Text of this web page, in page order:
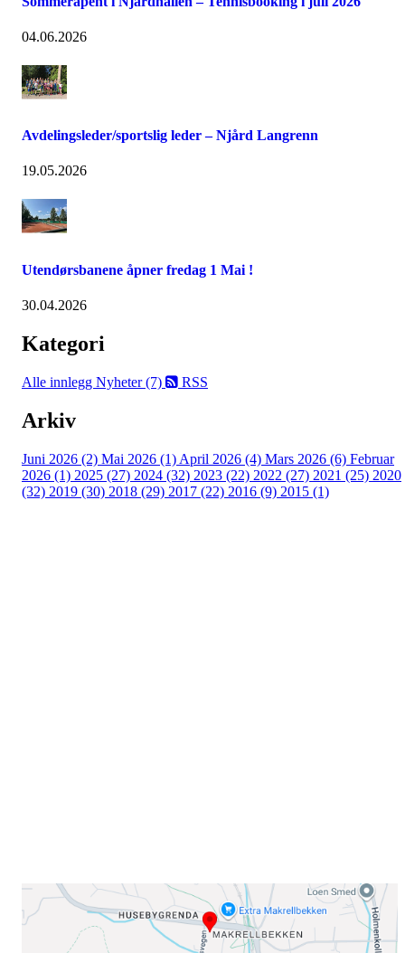
04.06.2026
Avdelingsleder/sportslig leder – Njård Langrenn
19.05.2026
Utendørsbanene åpner fredag 1 Mai !
30.04.2026
Kategori
Alle innlegg Nyheter (7) RSS
Arkiv
Juni 2026 (2) Mai 2026 (1) April 2026 (4) Mars 2026 (6) Februar
2026 (1) 2025 (27) 2024 (32) 2023 (22) 2022 (27) 2021 (25) 2020
(32) 2019 (30) 2018 (29) 2017 (22) 2016 (9) 2015 (1)